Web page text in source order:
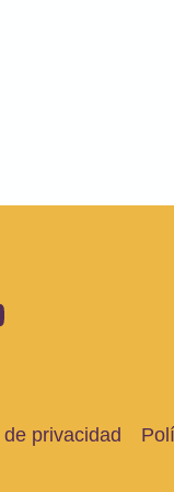
privacidad